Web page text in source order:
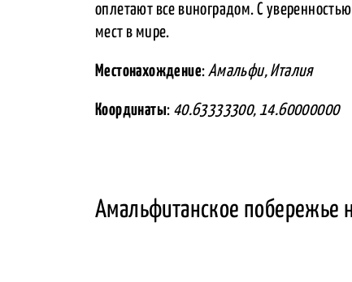
оплетают все виноградом. С
мест в мире.
Местонахождение: Амальфи, Италия
Координаты: 40.63333300, 14.60000000
Амальфитанское побережье